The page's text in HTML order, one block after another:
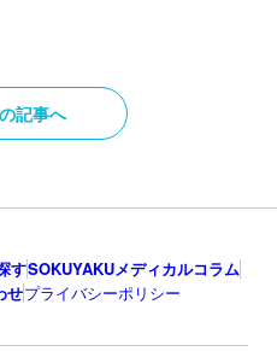
記事へ
すSOKUYAKUメディカルコラム
せプライバシーポリシー